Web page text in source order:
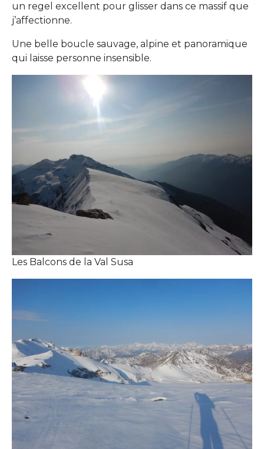
un regel excellent pour glisser dans ce massif que
j’affectionne.
Une belle boucle sauvage, alpine et panoramique
qui laisse personne insensible.
Les Balcons de la Val Susa